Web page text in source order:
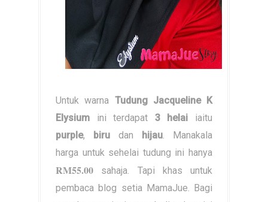
Untuk warna Tudung Jacqueline K
Elysium ini terdapat 3 helai iaitu
purple, biru dan hijau. Manakala
harga untuk sehelai tudung ini hanya
RM55.00 sahaja. Tapi khas untuk
pembaca blog setia MamaJue. Bagi